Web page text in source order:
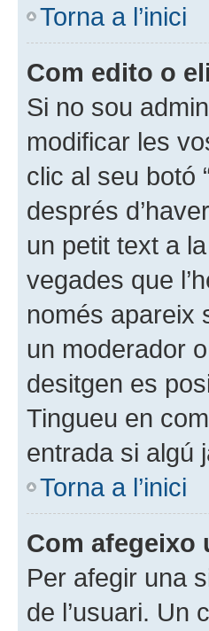
Torna a l’inici
Com edito o
Si no sou
modificar les
clic al seu botó
després
un petit text a
vegades que
només apareix
un moderador
desitgen es
Tingueu en
entrada si algú
Torna a l’inici
Com afegeixo
Per afegir una
de l’usuari. Un